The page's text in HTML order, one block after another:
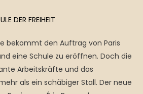
bekommt den Auftrag von Paris
eine Schule zu eröffnen. Doch die
Arbeitskräfte und das
als ein schäbiger Stall. Der neue